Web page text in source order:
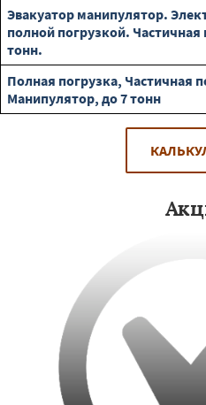
Эвакуатор манипулятор.
полной погрузкой. Частичная
тонн.
Полная погрузка, Частичная
Манипулятор, до 7 тонн